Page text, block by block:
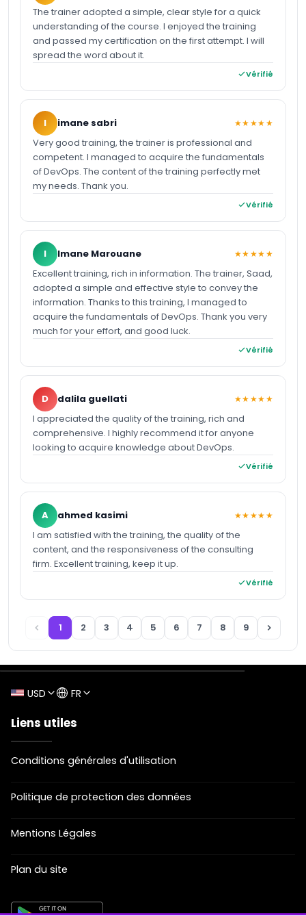
The trainer adopted a simple, clear style for a quick
understanding of the course. I enjoyed the training
and passed my certification on the first attempt. I will
spread the word about it.
Vérifié
I imane sabri ★★★★★
Very good training, the trainer is professional and
competent. I managed to acquire the fundamentals
of DevOps. The content of the training perfectly met
my needs. Thank you.
Vérifié
I Imane Marouane ★★★★★
Excellent training, rich in information. The trainer, Saad,
adopted a simple and effective style to convey the
information. Thanks to this training, I managed to
acquire the fundamentals of DevOps. Thank you very
much for your effort, and good luck.
Vérifié
D dalila guellati ★★★★★
I appreciated the quality of the training, rich and
comprehensive. I highly recommend it for anyone
looking to acquire knowledge about DevOps.
Vérifié
A ahmed kasimi ★★★★★
I am satisfied with the training, the quality of the
content, and the responsiveness of the consulting
firm. Excellent training, keep it up.
Vérifié
1 2 3 4 5 6 7 8 9
USD FR
Liens utiles
Conditions générales d'utilisation
Politique de protection des données
Mentions Légales
Plan du site